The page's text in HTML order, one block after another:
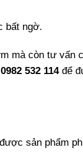
bất ngờ.
mà còn tư vấn
532 114để
sản phẩm